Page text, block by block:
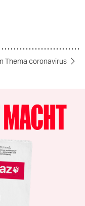
Thema coronavirus